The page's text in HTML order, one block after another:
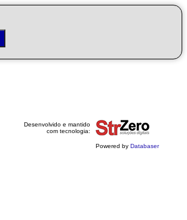
Desenvolvido e mantido
com tecnologia:
Powered by Databaser